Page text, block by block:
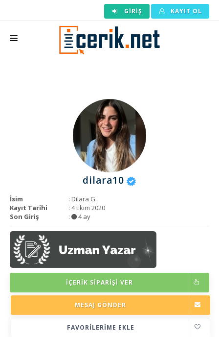
GIRIŞ KAYIT OL
KURUMSAL
dilara10
İsim
: Dilara G.
Kayıt Tarihi
: 4 Ekim 2020
Son Giriş
: 4 ay
İÇERIK SIPARIŞI VER
MESAJ GÖNDER
FAVORILERIME EKLE